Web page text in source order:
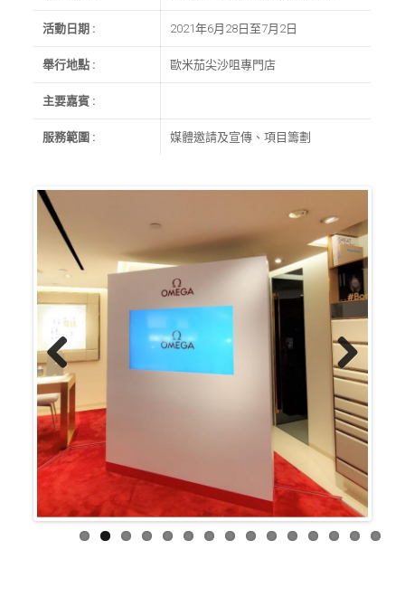
活動日期 : 2021年6月28日至7月2日
舉行地點 : 歐米茄尖沙咀專門店
主要嘉賓 :
服務範圍 : 媒體邀請及宣傳、項目籌劃
Previous Next